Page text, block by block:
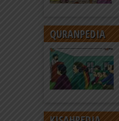
QURANPEDIA